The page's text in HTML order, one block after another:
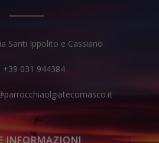
Santi Ippolito e Cassiano
+39 031 944384
INFORMAZIONI